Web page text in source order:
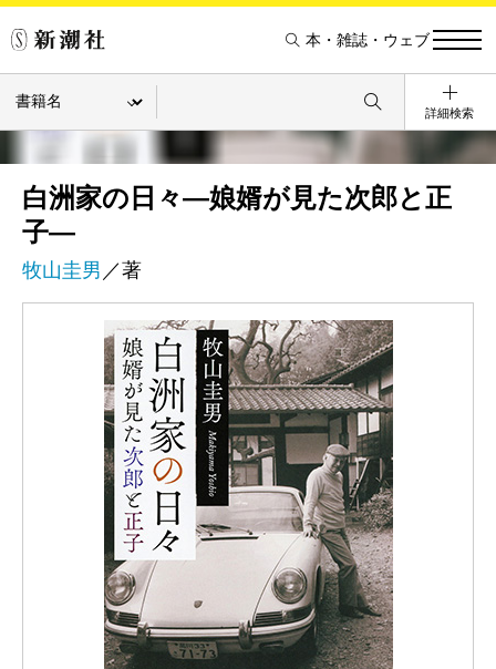
本・雑誌・ウェブ
詳細検索
白洲家の日々―娘婿が見た次郎と正
子―
牧山圭男 ／著